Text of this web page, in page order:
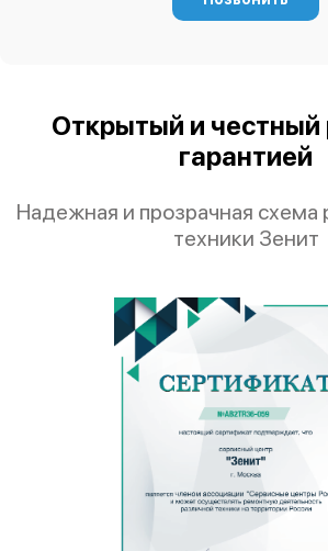
Открытый и честный
гарантией
Надежная и прозрачная
техники Зенит